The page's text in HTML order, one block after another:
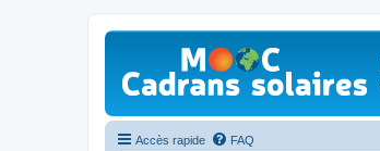
Accès rapide FAQ